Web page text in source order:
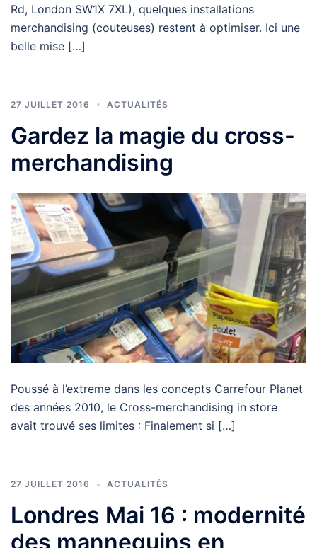
Rd, London SW1X 7XL), quelques installations
merchandising (couteuses) restent à optimiser. Ici une
belle mise […]
27 JUILLET 2016 ACTUALITÉS
Gardez la magie du cross-
merchandising
Poussé à l’extreme dans les concepts Carrefour Planet
des années 2010, le Cross-merchandising in store
avait trouvé ses limites : Finalement si […]
27 JUILLET 2016 ACTUALITÉS
Londres Mai 16 : modernité
des mannequins en